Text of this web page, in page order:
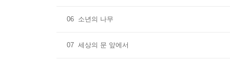
06 소년의 나무
07 세상의 문 앞에서